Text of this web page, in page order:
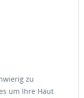
zu
um Ihre Haut